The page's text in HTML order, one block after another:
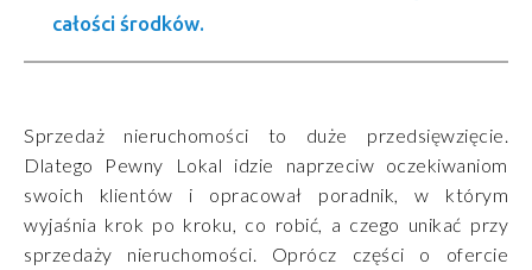
całości środków.
Sprzedaż nieruchomości to duże przedsięwzięcie.
Dlatego Pewny Lokal idzie naprzeciw oczekiwaniom
swoich klientów i opracował poradnik, w którym
wyjaśnia krok po kroku, co robić, a czego unikać przy
sprzedaży nieruchomości. Oprócz części o ofercie